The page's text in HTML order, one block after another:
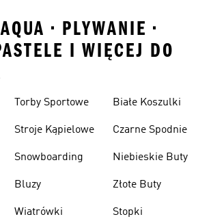
• PLYWANIE •
I WIĘCEJ DO
Torby Sportowe
Stroje Kąpielowe
Snowboarding
Bluzy
Wiatrówki
Białe Koszulki
Czarne Spodnie
Niebieskie Buty
Złote Buty
Stopki